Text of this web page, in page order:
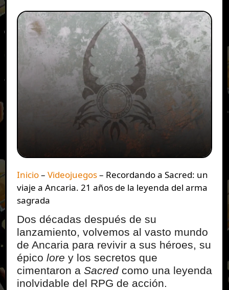
Inicio– Videojuegos– Recordando a Sacred: un
viaje a Ancaria. 21 años de la leyenda del arma
sagrada
Dos décadas después de su
lanzamiento, volvemos al vasto mundo
de Ancaria para revivir a sus héroes, su
épico lore y los secretos que
cimentaron a Sacredcomo una leyenda
inolvidable del RPG de acción.